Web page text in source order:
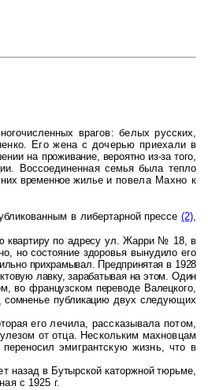
врагов: белых русских,
Его жена с дочерью приехали в
на проживание, вероятно из-за того,
Воссоединенная семья была тепло
временное жилье и повела Махно к
в либертарной прессе(2),
квартиру по адресу ул. Жарри № 18, в
но состояние здоровья вынудило его
прихрамывал. Предпринятая в 1928
лавку, зарабатывая на этом. Один
во французском переводе Валецкого,
сомненье публикацию двух следующих
его лечила, рассказывала потом,
от отца. Нескольким махновцам
переносилэмигрантскую жизнь, что в
назад в Бутырской каторжной тюрьме,
с 1925 г.